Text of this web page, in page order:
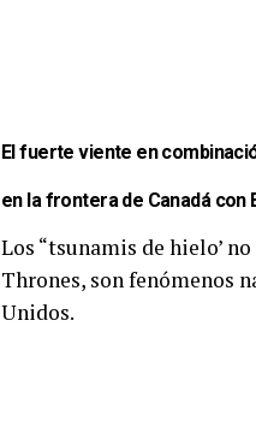
El fuerte viente en
en la frontera de Canadá con
Los “tsunamis de hielo’
Thrones, son fenómenos
Unidos.